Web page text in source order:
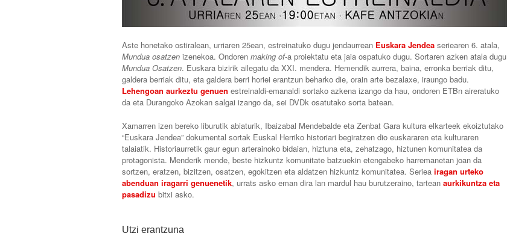
Aste honetako ostiralean, urriaren 25ean, estreinatuko dugu jendaurrean Euskara Jendea seriearen 6. atala,
Mundua osatzen izenekoa. Ondoren making of-a proiektatu eta jaia ospatuko dugu. Sortaren azken atala dugu
Mundua Osatzen. Euskara bizirik ailegatu da XXI. mendera. Hemendik aurrera, baina, erronka berriak ditu,
galdera berriak ditu, eta galdera berri horiei erantzun beharko die, orain arte bezalaxe, iraungo badu.
Lehengoan aurkeztu genuen estreinaldi-emanaldi sortako azkena izango da hau, ondoren ETBn aireratuko
da eta Durangoko Azokan salgai izango da, sei DVDk osatutako sorta batean.
Xamarren izen bereko liburutik abiaturik, Ibaizabal Mendebalde eta Zenbat Gara kultura elkarteek ekoiztutako
“Euskara Jendea” dokumental sortak Euskal Herriko historiari begiratzen dio euskararen eta kulturaren
talaiatik. Historiaurretik gaur egun arterainoko bidaian, hiztuna eta, zehatzago, hiztunen komunitatea da
protagonista. Menderik mende, beste hizkuntz komunitate batzuekin etengabeko harremanetan joan da
sortzen, eratzen, bizitzen, osatzen, egokitzen eta aldatzen hizkuntz komunitatea. Seriea iragan urteko
abenduan iragarri genuenetik, urrats asko eman dira lan mardul hau burutzeraino, tartean aurkikuntza eta
pasadizu bitxi asko.
Utzi erantzuna